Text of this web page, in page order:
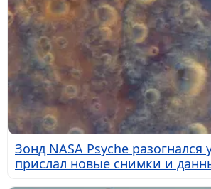
Зонд NASA Psyche разогнался
прислал новые снимки и